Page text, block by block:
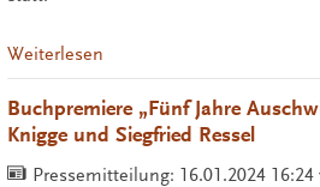
Weiterlesen
Buchpremiere „Fünf Jahre
Knigge und Siegfried Ressel
Pressemitteilung: 16.01.2024 16:24